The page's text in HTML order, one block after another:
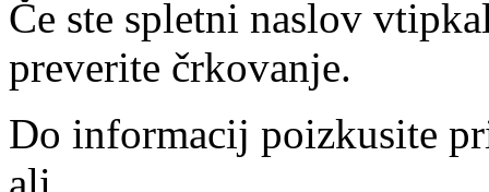
Če ste spletni naslov
preverite črkovanje.
Do informacij poizkusite